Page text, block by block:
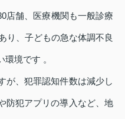
店舗、医療機関も一般診療
り、子どもの急な体調不良
境です 。
が、犯罪認知件数は減少し
防犯アプリの導入など、地